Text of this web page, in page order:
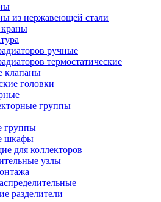
из нержавеющей стали
ручные
термостатические
клапаны
головки
группы
группы
шкафы
для коллекторов
узлы
разделители